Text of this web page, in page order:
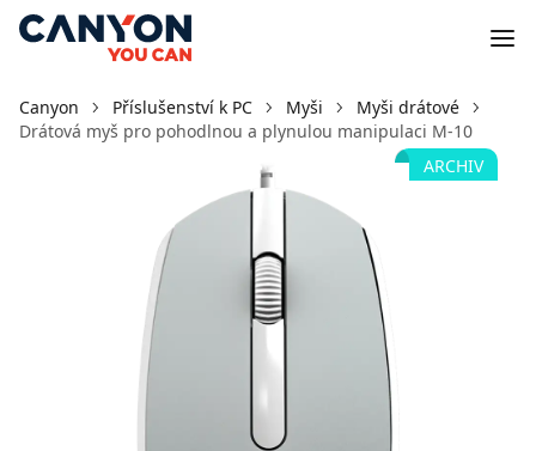
Canyon Příslušenství k PC Myši
Myši drátové
Drátová myš pro pohodlnou a plynulou manipulaci M-10
ARCHIV